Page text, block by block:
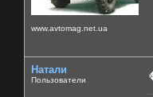
www.avtomag.net.ua
Натали
Пользователи